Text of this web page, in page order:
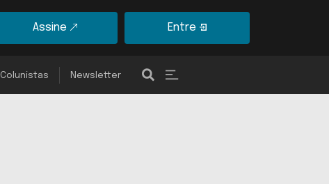
Assine Entre
Colunistas Newsletter